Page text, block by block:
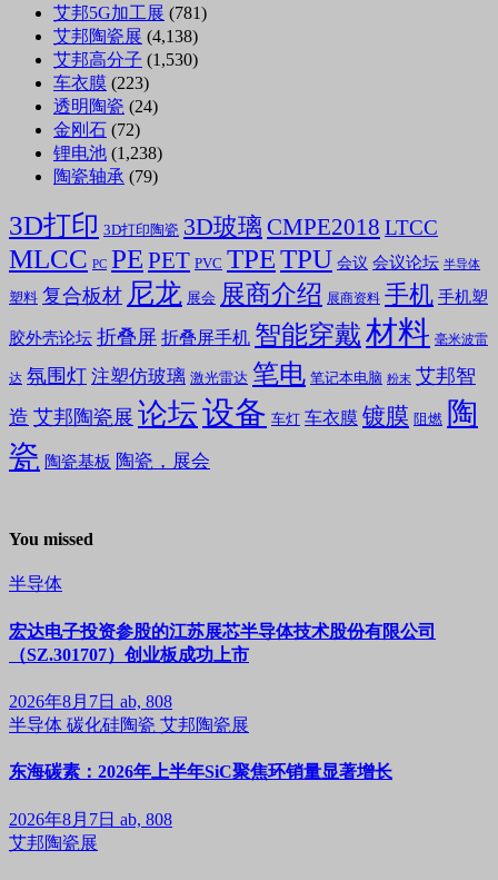
艾邦5G加工展 (781)
艾邦陶瓷展 (4,138)
艾邦高分子 (1,530)
车衣膜 (223)
透明陶瓷 (24)
金刚石 (72)
锂电池 (1,238)
陶瓷轴承 (79)
3D打印 3D打印陶瓷 3D玻璃 CMPE2018 LTCC
MLCC PC PE PET PVC TPETPU 会议 会议论坛 半导体
塑料 复合板材 尼龙 展会 展商介绍 展商资料 手机 手机塑
胶外壳论坛 折叠屏 折叠屏手机 智能穿戴材料 毫米波雷
达 氛围灯 注塑仿玻璃 激光雷达 笔电 笔记本电脑 粉末 艾邦智
造 艾邦陶瓷展 论坛设备 车灯 车衣膜 镀膜 阻燃 陶
瓷 陶瓷基板 陶瓷，展会
You missed
半导体
宏达电子投资参股的江苏展芯半导体技术股份有限公司
（SZ.301707）创业板成功上市
2026年8月7日 ab, 808
半导体 碳化硅陶瓷 艾邦陶瓷展
东海碳素：2026年上半年SiC聚焦环销量显著增长
2026年8月7日 ab, 808
艾邦陶瓷展